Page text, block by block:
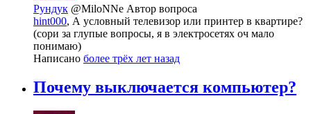
Рундук @MiloNNe Автор вопроса
hint000, А условный телевизор или принтер в квартире?
(сори за глупые вопросы, я в электросетях оч мало
понимаю)
Написано более трёх лет назад
Почему выключается компьютер?